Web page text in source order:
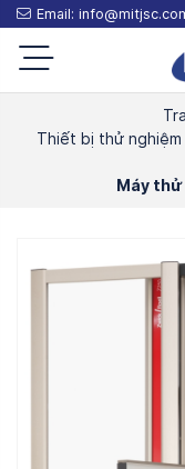
Email:
Thiết bị thử nghiệm
Máy